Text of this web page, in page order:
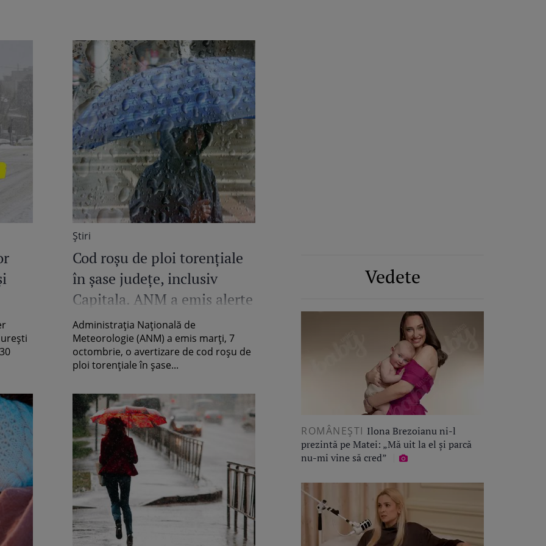
Știri
Cod roșu de ploi torențiale
în șase județe, inclusiv
Capitala. ANM a emis alerte
meteo în serie
Administrația Națională de
Meteorologie (ANM) a emis marți, 7
octombrie, o avertizare de cod roșu de
ploi torențiale în șase...
Vedete
ROMÂNEŞTI Ilona Brezoianu ni-l
prezintă pe Matei: „Mă uit la el și parcă
nu-mi vine să cred”